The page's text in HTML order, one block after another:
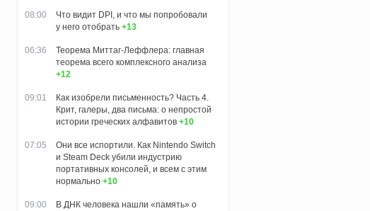
08:00
Что видит DPI, и что мы попробовали
у него отобрать +13
06:36
Теорема Миттаг-Леффлера: главная
теорема всего комплексного анализа
+12
09:01
Как изобрели письменность? Часть 4.
Крит, галеры, два письма: о непростой
истории греческих алфавитов +10
07:05
Они все испортили. Как Nintendo Switch
и Steam Deck убили индустрию
портативных консолей, и всем с этим
нормально +10
09:00
В ДНК человека нашли «память» о